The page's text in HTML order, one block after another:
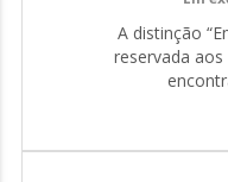
astróloga, permitindo-
empática e prática a
origens a encontrarem
seja no amor, no
A distinção
reservada aos